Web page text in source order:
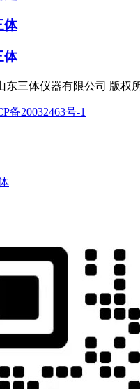
体
体
东三体仪器有限公司 版权
备20032463号-1